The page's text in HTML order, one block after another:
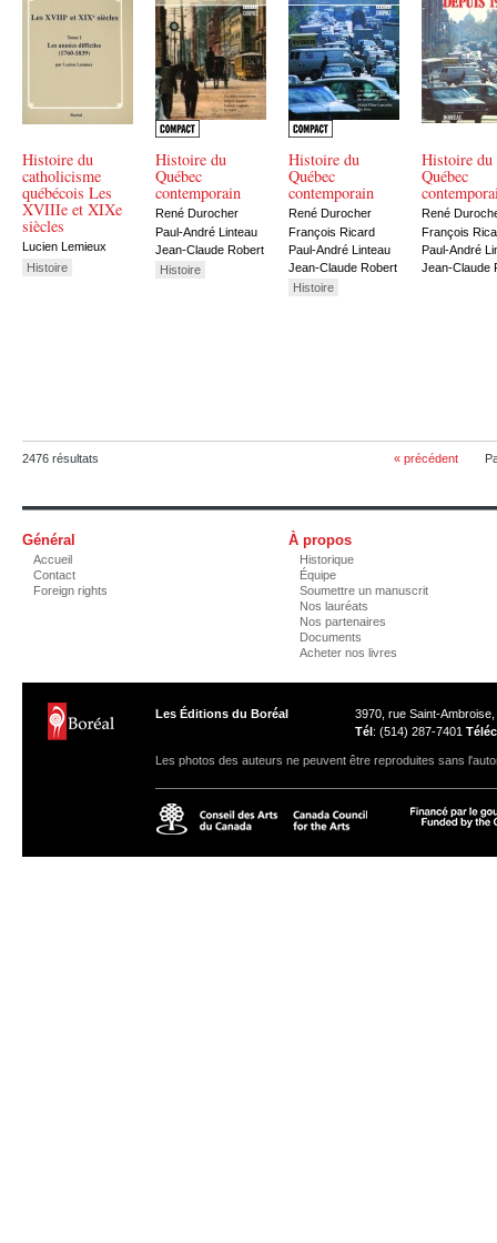
Histoire du
catholicisme
québécois Les
XVIIIe et XIXe
siècles
Lucien Lemieux
Histoire
Histoire du
Québec
contemporain
René Durocher
Paul-André Linteau
Jean-Claude Robert
Histoire
Histoire du
Québec
contemporain
René Durocher
François Ricard
Paul-André Linteau
Jean-Claude Robert
Histoire
Histoire du
Québec
René
François
Paul-André
Jean-Claude
2476 résultats « précédent
Général
Accueil
Contact
Foreign rights
À propos
Historique
Équipe
Soumettre un manuscrit
Nos lauréats
Nos partenaires
Documents
Acheter nos livres
Les Éditions du Boréal
3970, rue Saint-
Tél: (514) 287-7401 Téléc
Les photos des auteurs ne peuvent être reproduites sans